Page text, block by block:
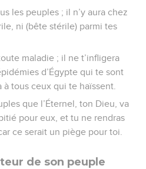
les peuples ; il n’y aura chez
ni (bête stérile) parmi tes
maladie ; il ne t’infligera
d’Égypte qui te sont
tous ceux qui te haïssent.
que l’Éternel, ton Dieu, va
pour eux, et tu ne rendras
ce serait un piège pour toi.
de son peuple